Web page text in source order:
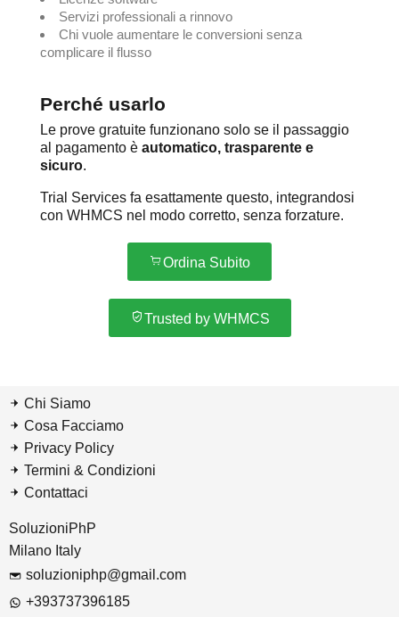
Servizi professionali a rinnovo
Chi vuole aumentare le conversioni senza
complicare il flusso
Perché usarlo
Le prove gratuite funzionano solo se il passaggio
al pagamento è automatico, trasparente e
sicuro.
Trial Services fa esattamente questo, integrandosi
con WHMCS nel modo corretto, senza forzature.
Ordina Subito
Trusted by WHMCS
Chi Siamo
Cosa Facciamo
Privacy Policy
Termini & Condizioni
Contattaci
SoluzioniPhP
Milano Italy
soluzioniphp@gmail.com
+393737396185